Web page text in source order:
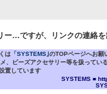
ー…ですが、リンクの連絡
は 「SYSTEMS｣のTOPページへお願
、ビーズアクセサリー等を扱ってい
置しています
SYSTEMS ■